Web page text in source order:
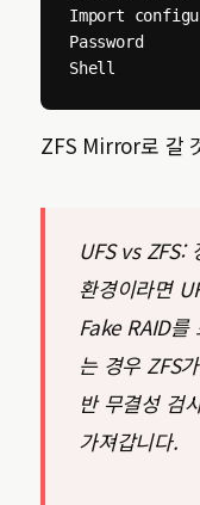
Import
Password
Shell
ZFS Mirror로 갈
UFS vs ZFS:
환경이라면
Fake RAID를
는 경우 ZFS
반 무결성 검
가져갑니다.